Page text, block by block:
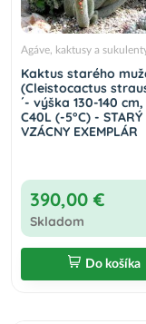
Agáve, kaktusy a
Kaktus starého
(Cleistocactus
´- výška 130-140
C40L (-5°C) - STARÝ
VZÁCNY EXEMPLÁR
390,00 €
Skladom
Do košíka